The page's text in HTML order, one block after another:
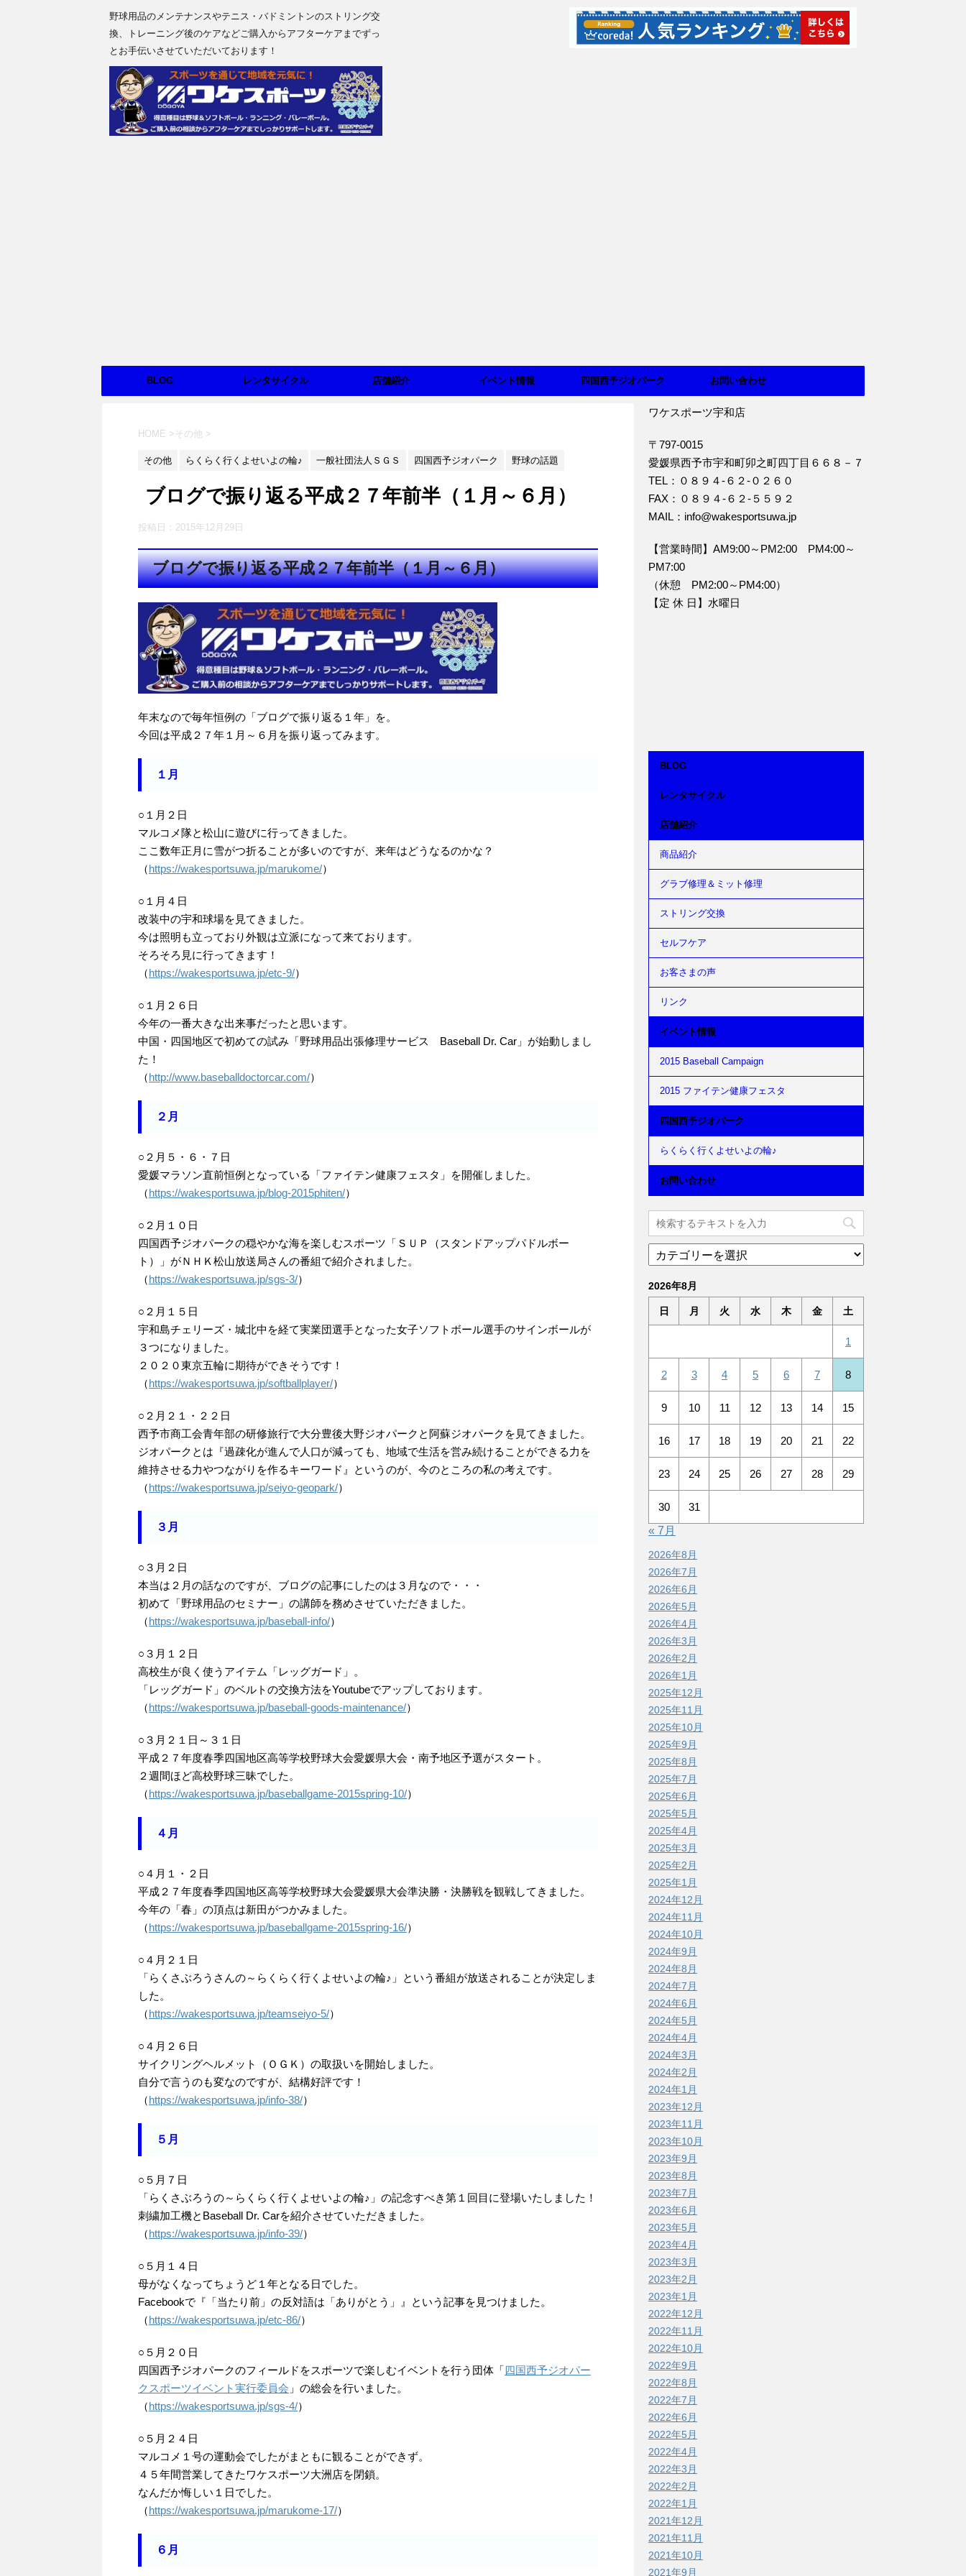
野球用品のメンテナンスやテニス・バドミントンのストリング交
換、トレーニング後のケアなどご購入からアフターケアまでずっ
とお手伝いさせていただいております！
BLOG レンタサイクル 店舗紹介 イベント情報 四国西予ジオパーク お問い合わせ
HOME > その他 >
その他 らくらく行くよせいよの輪♪ 一般社団法人ＳＧＳ 四国西予ジオパーク 野球の話題
ブログで振り返る平成２７年前半（１月～６月）
投稿日： 2015年12月29日
ブログで振り返る平成２７年前半（１月～６月）
年末なので毎年恒例の「ブログで振り返る１年」を。
今回は平成２７年１月～６月を振り返ってみます。
１月
○１月２日
マルコメ隊と松山に遊びに行ってきました。
ここ数年正月に雪がつ折ることが多いのですが、来年はどうなるのかな？
（https://wakesportsuwa.jp/marukome/）
○１月４日
改装中の宇和球場を見てきました。
今は照明も立っており外観は立派になって来ております。
そろそろ見に行ってきます！
（https://wakesportsuwa.jp/etc-9/）
○１月２６日
今年の一番大きな出来事だったと思います。
中国・四国地区で初めての試み「野球用品出張修理サービス Baseball Dr. Car」が始動しまし
た！
（http://www.baseballdoctorcar.com/）
２月
○２月５・６・７日
愛媛マラソン直前恒例となっている「ファイテン健康フェスタ」を開催しました。
（https://wakesportsuwa.jp/blog-2015phiten/）
○２月１０日
四国西予ジオパークの穏やかな海を楽しむスポーツ「ＳＵＰ（スタンドアップパドルボー
ト）」がＮＨＫ松山放送局さんの番組で紹介されました。
（https://wakesportsuwa.jp/sgs-3/）
○２月１５日
宇和島チェリーズ・城北中を経て実業団選手となった女子ソフトボール選手のサインボールが
３つになりました。
２０２０東京五輪に期待ができそうです！
（https://wakesportsuwa.jp/softballplayer/）
○２月２１・２２日
西予市商工会青年部の研修旅行で大分豊後大野ジオパークと阿蘇ジオパークを見てきました。
ジオパークとは『過疎化が進んで人口が減っても、地域で生活を営み続けることができる力を
維持させる力やつながりを作るキーワード』というのが、今のところの私の考えです。
（https://wakesportsuwa.jp/seiyo-geopark/）
３月
○３月２日
本当は２月の話なのですが、ブログの記事にしたのは３月なので・・・
初めて「野球用品のセミナー」の講師を務めさせていただきました。
（https://wakesportsuwa.jp/baseball-info/）
○３月１２日
高校生が良く使うアイテム「レッグガード」。
「レッグガード」のベルトの交換方法をYoutubeでアップしております。
（https://wakesportsuwa.jp/baseball-goods-maintenance/）
○３月２１日～３１日
平成２７年度春季四国地区高等学校野球大会愛媛県大会・南予地区予選がスタート。
２週間ほど高校野球三昧でした。
（https://wakesportsuwa.jp/baseballgame-2015spring-10/）
４月
○４月１・２日
平成２７年度春季四国地区高等学校野球大会愛媛県大会準決勝・決勝戦を観戦してきました。
今年の「春」の頂点は新田がつかみました。
（https://wakesportsuwa.jp/baseballgame-2015spring-16/）
○４月２１日
「らくさぶろうさんの～らくらく行くよせいよの輪♪」という番組が放送されることが決定しま
した。
（https://wakesportsuwa.jp/teamseiyo-5/）
○４月２６日
サイクリングヘルメット（ＯＧＫ）の取扱いを開始しました。
自分で言うのも変なのですが、結構好評です！
（https://wakesportsuwa.jp/info-38/）
５月
○５月７日
「らくさぶろうの～らくらく行くよせいよの輪♪」の記念すべき第１回目に登場いたしました！
刺繍加工機とBaseball Dr. Carを紹介させていただきました。
（https://wakesportsuwa.jp/info-39/）
○５月１４日
母がなくなってちょうど１年となる日でした。
Facebookで『「当たり前」の反対語は「ありがとう」』という記事を見つけました。
（https://wakesportsuwa.jp/etc-86/）
○５月２０日
四国西予ジオパークのフィールドをスポーツで楽しむイベントを行う団体「四国西予ジオパー
クスポーツイベント実行委員会 」の総会を行いました。
（https://wakesportsuwa.jp/sgs-4/）
○５月２４日
マルコメ１号の運動会でしたがまともに観ることができず。
４５年間営業してきたワケスポーツ大洲店を閉鎖。
なんだか悔しい１日でした。
（https://wakesportsuwa.jp/marukome-17/）
６月
ワケスポーツ宇和店
〒797-0015
愛媛県西予市宇和町卯之町四丁目６６８－７
TEL：０８９４‐６２‐０２６０
FAX：０８９４‐６２‐５５９２
MAIL：info@wakesportsuwa.jp
【営業時間】AM9:00～PM2:00 PM4:00～
PM7:00
（休憩 PM2:00～PM4:00）
【定 休 日】水曜日
BLOG
レンタサイクル
店舗紹介
商品紹介
グラブ修理＆ミット修理
ストリング交換
セルフケア
お客さまの声
リンク
イベント情報
2015 Baseball Campaign
2015 ファイテン健康フェスタ
四国西予ジオパーク
らくらく行くよせいよの輪♪
お問い合わせ
2026年8月
日 月 火 水 木 金 土
1
2 3 4 5 6 7 8
9 10 11 12 13 14 15
16 17 18 19 20 21 22
23 24 25 26 27 28 29
30
31
« 7月
2026年8月
2026年7月
2026年6月
2026年5月
2026年4月
2026年3月
2026年2月
2026年1月
2025年12月
2025年11月
2025年10月
2025年9月
2025年8月
2025年7月
2025年6月
2025年5月
2025年4月
2025年3月
2025年2月
2025年1月
2024年12月
2024年11月
2024年10月
2024年9月
2024年8月
2024年7月
2024年6月
2024年5月
2024年4月
2024年3月
2024年2月
2024年1月
2023年12月
2023年11月
2023年10月
2023年9月
2023年8月
2023年7月
2023年6月
2023年5月
2023年4月
2023年3月
2023年2月
2023年1月
2022年12月
2022年11月
2022年10月
2022年9月
2022年8月
2022年7月
2022年6月
2022年5月
2022年4月
2022年3月
2022年2月
2022年1月
2021年12月
2021年11月
2021年10月
2021年9月